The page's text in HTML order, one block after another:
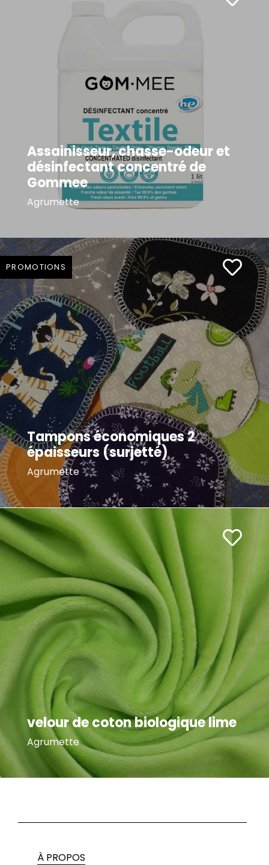
Assainisseur, chasse-odeur et
désinfectant concentré de
Gommee
Agrumette
PROMOTIONS
Tampons économiques 2
épaisseurs (surjetté)
Agrumette
velour de coton biologique lime
Agrumette
À PROPOS